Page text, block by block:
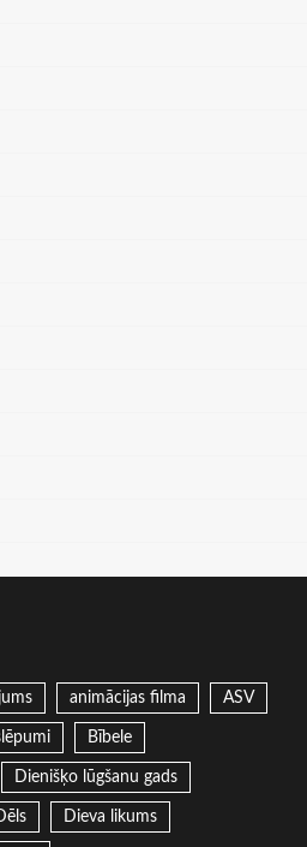
animācijas filma ASV
Bībele
Dienišķo lūgšanu gads
Dieva likums